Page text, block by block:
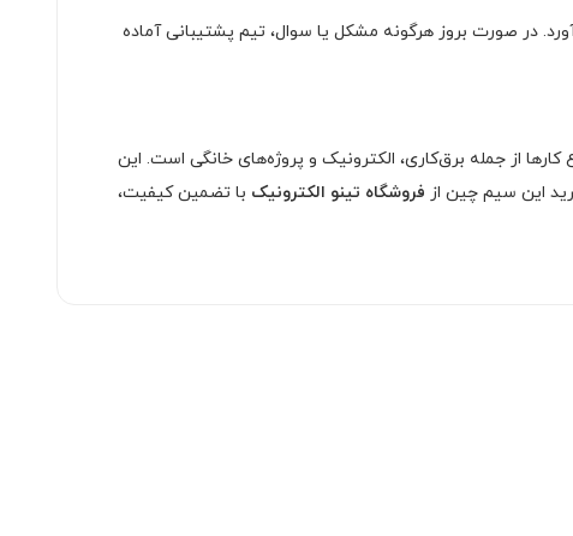
در صورت بروز هرگونه مشکل یا سوال، تیم پشتیبانی آماده
کارها از جمله برق‌کاری، الکترونیک و پروژه‌های خانگی است. این
این سیم چین از فروشگاه تینو الکترونیک با تضمین کیفیت،